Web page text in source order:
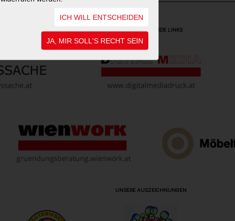
ICH WILL ENTSCHEIDEN
JA, MIR SOLL'S RECHT SEIN
WEITERFÜHRENDE LINKS
UNSERE AUSZEICHNUNGEN